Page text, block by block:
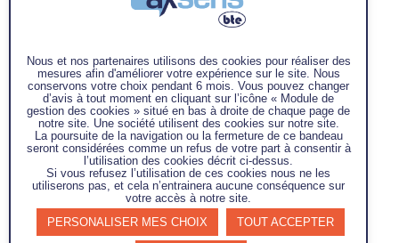
AND SIMULATION: CLIENT
INTERVIEWS
The choice of interlocutors
Preparation of the interview
THE QUESTIONNAIRE
Nous et nos partenaires utilisons des cookies pour réaliser des
mesures afin d'améliorer votre expérience sur le site. Nous
conservons votre choix pendant 6 mois. Vous pouvez changer
d’avis à tout moment en cliquant sur l’icône « Module de
gestion des cookies » situé en bas à droite de chaque page de
notre site. Une société utilisent des cookies sur notre site.
La poursuite de la navigation ou la fermeture de ce bandeau
seront considérées comme un refus de votre part à consentir à
l’utilisation des cookies décrit ci-dessus.
Si vous refusez l’utilisation de ces cookies nous ne les
utiliserons pas, et cela n’entrainera aucune conséquence sur
votre accès à notre site.
PERSONALISER MES CHOIX
TOUT ACCEPTER